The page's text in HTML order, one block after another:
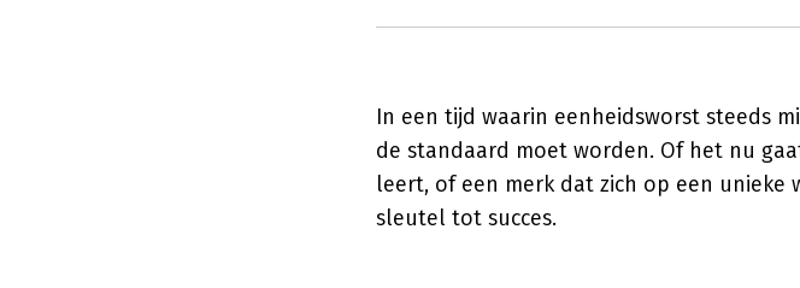
In een tijd waarin eenheidsworst steeds
de standaard moet worden. Of het nu
leert, of een merk dat zich op een
sleutel tot succes.